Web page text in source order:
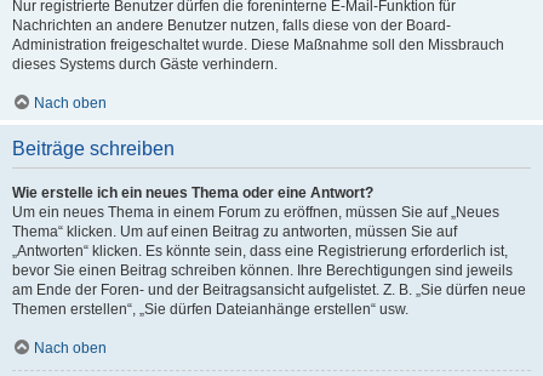
Nur registrierte Benutzer dürfen die foreninterne E-Mail-Funktion für
Nachrichten an andere Benutzer nutzen, falls diese von der Board-
Administration freigeschaltet wurde. Diese Maßnahme soll den Missbrauch
dieses Systems durch Gäste verhindern.
Nach oben
Beiträge schreiben
Wie erstelle ich ein neues Thema oder eine Antwort?
Um ein neues Thema in einem Forum zu eröffnen, müssen Sie auf „Neues
Thema“ klicken. Um auf einen Beitrag zu antworten, müssen Sie auf
„Antworten“ klicken. Es könnte sein, dass eine Registrierung erforderlich ist,
bevor Sie einen Beitrag schreiben können. Ihre Berechtigungen sind jeweils
am Ende der Foren- und der Beitragsansicht aufgelistet. Z. B. „Sie dürfen neue
Themen erstellen“, „Sie dürfen Dateianhänge erstellen“ usw.
Nach oben